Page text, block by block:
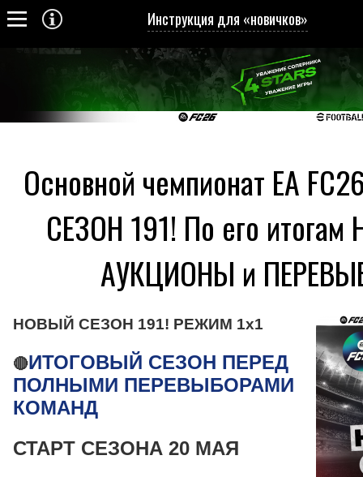
Инструкция для «новичков»
Основной чемпионат EA
СЕЗОН 191! По его
АУКЦИОНЫ и
НОВЫЙ СЕЗОН 191! РЕЖИМ 1х1
🔴ИТОГОВЫЙ СЕЗОН ПЕРЕД
ПОЛНЫМИ ПЕРЕВЫБОРАМИ
КОМАНД
СТАРТ СЕЗОНА 20 МАЯ